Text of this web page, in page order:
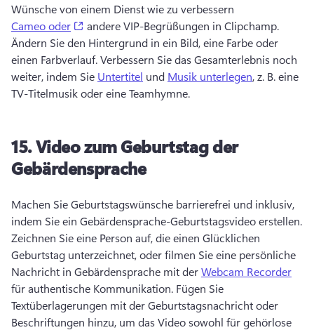
Wünsche von einem Dienst wie zu verbessern
Cameo oder
(opens in a new tab)
Ändern Sie den Hintergrund in ein Bild, eine Farbe oder
einen Farbverlauf. Verbessern Sie das Gesamterlebnis noch
weiter, indem Sie Untertitel und Musik unterlegen, z. B. eine
TV-Titelmusik oder eine Teamhymne.
15.Video zum Geburtstag der
Gebärdensprache
Machen Sie Geburtstagswünsche barrierefrei und inklusiv,
Zeichnen Sie eine Person auf, die einen Glücklichen
Geburtstag unterzeichnet, oder filmen Sie eine persönliche
Nachricht in Gebärdensprache mit der Webcam Recorder
für authentische Kommunikation. Fügen Sie
Textüberlagerungen mit der Geburtstagsnachricht oder
Beschriftungen hinzu, um das Video sowohl für gehörlose